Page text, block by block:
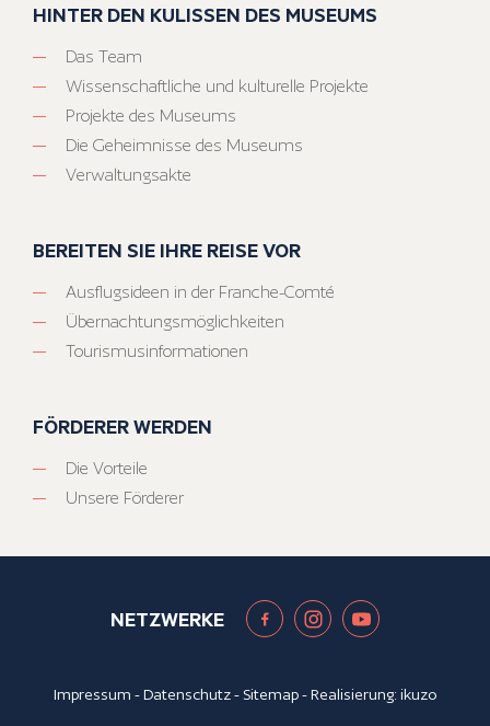
HINTER DEN KULISSEN DES MUSEUMS
Das Team
Wissenschaftliche und kulturelle Projekte
Projekte des Museums
Die Geheimnisse des Museums
Verwaltungsakte
BEREITEN SIE IHRE REISE VOR
Ausflugsideen in der Franche-Comté
Übernachtungsmöglichkeiten
Tourismusinformationen
FÖRDERER WERDEN
Die Vorteile
Unsere Förderer
NETZWERKE
Impressum -Datenschutz- Sitemap- Realisierung:ikuzo